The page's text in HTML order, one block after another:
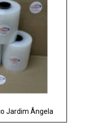
Jardim Ângela